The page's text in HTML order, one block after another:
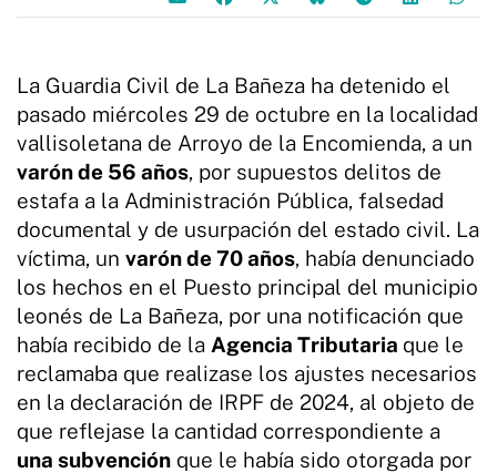
La Guardia Civil de La Bañeza ha detenido el
pasado miércoles 29 de octubre en la localidad
vallisoletana de Arroyo de la Encomienda, a un
varón de 56 años, por supuestos delitos de
estafa a la Administración Pública, falsedad
documental y de usurpación del estado civil. La
víctima, un varón de 70 años, había denunciado
los hechos en el Puesto principal del municipio
leonés de La Bañeza, por una notificación que
había recibido de la Agencia Tributaria que le
reclamaba que realizase los ajustes necesarios
en la declaración de IRPF de 2024, al objeto de
que reflejase la cantidad correspondiente a
una subvención que le había sido otorgada por